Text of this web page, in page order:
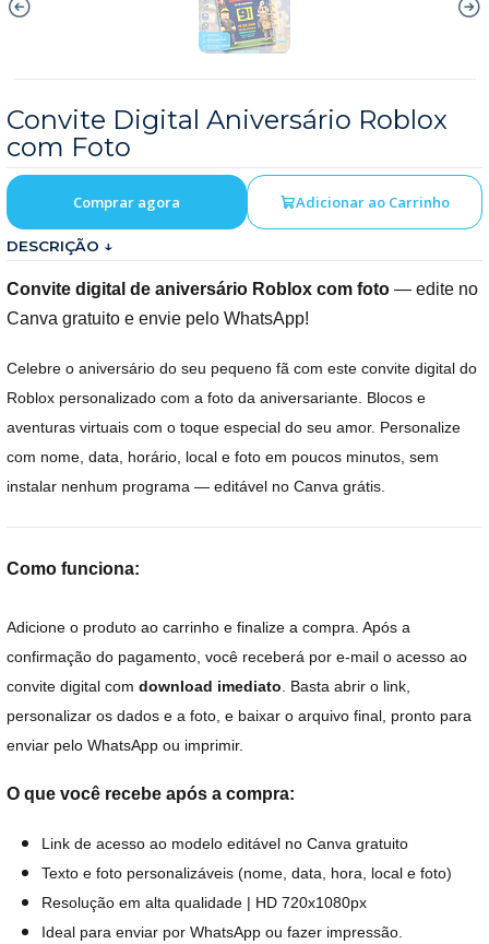
Convite Digital Aniversário Roblox
com Foto
Adicionar ao Carrinho
Comprar agora
DESCRIÇÃO ↓
Convite digital de aniversário Roblox com foto — edite no
Canva gratuito e envie pelo WhatsApp!
Celebre o aniversário do seu pequeno fã com este convite digital do
Roblox personalizado com a foto da aniversariante. Blocos e
aventuras virtuais com o toque especial do seu amor. Personalize
com nome, data, horário, local e foto em poucos minutos, sem
instalar nenhum programa — editável no Canva grátis.
Como funciona:
Adicione o produto ao carrinho e finalize a compra. Após a
confirmação do pagamento, você receberá por e-mail o acesso ao
convite digital com download imediato . Basta abrir o link,
personalizar os dados e a foto, e baixar o arquivo final, pronto para
enviar pelo WhatsApp ou imprimir.
O que você recebe após a compra:
Link de acesso ao modelo editável no Canva gratuito
Texto e foto personalizáveis (nome, data, hora, local e foto)
Resolução em alta qualidade | HD 720x1080px
Ideal para enviar por WhatsApp ou fazer impressão.